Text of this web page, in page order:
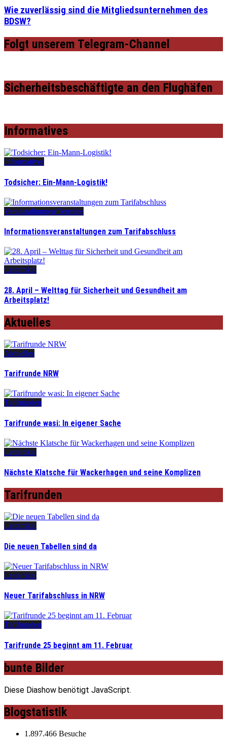
Wie zuverlässig sind die Mitgliedsunternehmen des
BDSW?
Folgt unserem Telegram-Channel
Sicherheitsbeschäftigte an den Flughäfen
Informatives
Informatives
Todsicher: Ein-Mann-Logistik!
Veranstaltungen/Termine
Informationsveranstaltungen zum Tarifabschluss
Leitartikel
28. April – Welttag für Sicherheit und Gesundheit am
Arbeitsplatz!
Aktuelles
Aktuelles
Tarifrunde NRW
Tarifrunden
Tarifrunde wasi: In eigener Sache
Leitartikel
Nächste Klatsche für Wackerhagen und seine Komplizen
Tarifrunden
Leitartikel
Die neuen Tabellen sind da
Leitartikel
Neuer Tarifabschluss in NRW
Tarifrunden
Tarifrunde 25 beginnt am 11. Februar
bunte Bilder
Diese Diashow benötigt JavaScript.
Blogstatistik
1.897.466 Besuche